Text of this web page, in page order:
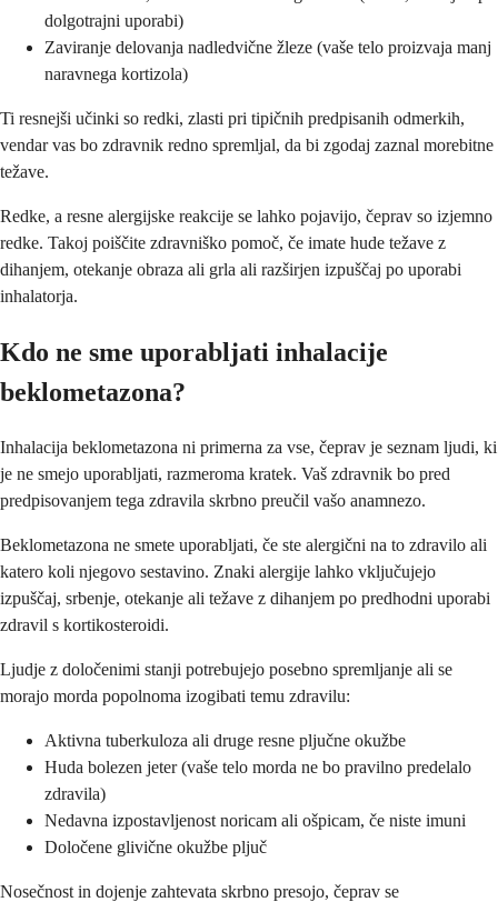
dolgotrajni uporabi)
Zaviranje delovanja nadledvične žleze (vaše telo proizvaja manj
naravnega kortizola)
Ti resnejši učinki so redki, zlasti pri tipičnih predpisanih odmerkih,
vendar vas bo zdravnik redno spremljal, da bi zgodaj zaznal morebitne
težave.
Redke, a resne alergijske reakcije se lahko pojavijo, čeprav so izjemno
redke. Takoj poiščite zdravniško pomoč, če imate hude težave z
dihanjem, otekanje obraza ali grla ali razširjen izpuščaj po uporabi
inhalatorja.
Kdo ne sme uporabljati inhalacije
beklometazona?
Inhalacija beklometazona ni primerna za vse, čeprav je seznam ljudi, ki
je ne smejo uporabljati, razmeroma kratek. Vaš zdravnik bo pred
predpisovanjem tega zdravila skrbno preučil vašo anamnezo.
Beklometazona ne smete uporabljati, če ste alergični na to zdravilo ali
katero koli njegovo sestavino. Znaki alergije lahko vključujejo
izpuščaj, srbenje, otekanje ali težave z dihanjem po predhodni uporabi
zdravil s kortikosteroidi.
Ljudje z določenimi stanji potrebujejo posebno spremljanje ali se
morajo morda popolnoma izogibati temu zdravilu:
Aktivna tuberkuloza ali druge resne pljučne okužbe
Huda bolezen jeter (vaše telo morda ne bo pravilno predelalo
zdravila)
Nedavna izpostavljenost noricam ali ošpicam, če niste imuni
Določene glivične okužbe pljuč
Nosečnost in dojenje zahtevata skrbno presojo, čeprav se